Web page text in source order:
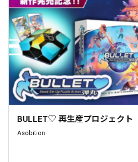
BULLET♡ 再生産プロジェクト
Asobition